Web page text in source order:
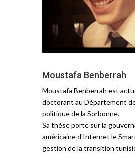
Moustafa Benberrah
Moustafa Benberrah est
doctorant au Département
politique de la Sorbonne.
Sa thèse porte sur la
américaine d'Internet le
gestion de la transition